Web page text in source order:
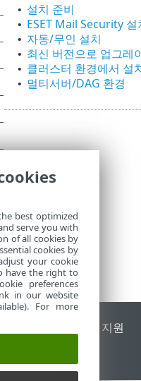
• 설치 준비
• ESET Mail Security 설
• 자동/무인 설치
• 최신 버전으로 업그레
• 클러스터 환경에서 설
• 멀티서버/DAG 환경
국가별 지원
best optimized
serve you with
of all cookies by
cookies by
your cookie
have the right to
preferences
in our website
For more